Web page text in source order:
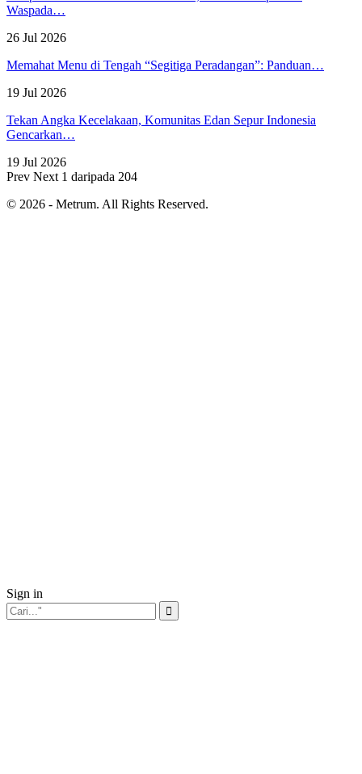
Waspada…
26 Jul 2026
Memahat Menu di Tengah “Segitiga Peradangan”: Panduan…
19 Jul 2026
Tekan Angka Kecelakaan, Komunitas Edan Sepur Indonesia
Gencarkan…
19 Jul 2026
Prev Next 1 daripada 204
© 2026 - Metrum. All Rights Reserved.
Sign in